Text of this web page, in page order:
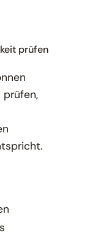
prüfen
prüfen,